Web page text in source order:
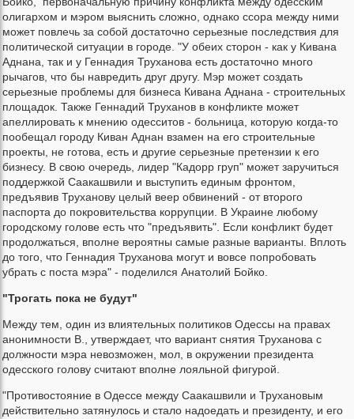
олигархом и мэром выяснить сложно, однако ссора между ними
может повлечь за собой достаточно серьезные последствия для
политической ситуации в городе. "У обеих сторон - как у Кивана
Аднана, так и у Геннадия Труханова есть достаточно много
рычагов, что бы навредить друг другу. Мэр может создать
серьезные проблемы для бизнеса Кивана Аднана - строительных
площадок. Также Геннадий Труханов в конфликте может
апеллировать к мнению одесситов - больница, которую когда-то
пообещал городу Киван Аднан взамен на его строительные
проекты, не готова, есть и другие серьезные претензии к его
бизнесу. В свою очередь, лидер "Кадорр груп" может заручиться
поддержкой Саакашвили и выступить единым фронтом,
предъявив Труханову целый веер обвинений - от второго
паспорта до покровительства коррупции. В Украине любому
городскому голове есть что "предъявить". Если конфликт будет
продолжаться, вполне вероятны самые разные варианты. Вплоть
до того, что Геннадия Труханова могут и вовсе попробовать
убрать с поста мэра" - поделился Анатолий Бойко.
"Трогать пока не будут"
Между тем, один из влиятельных политиков Одессы на правах
анонимности В., утверждает, что вариант снятия Труханова с
должности мэра невозможен, мол, в окружении президента
одесского голову считают вполне лояльной фигурой.
"Противостояние в Одессе между Саакашвили и Трухановым
действительно затянулось и стало надоедать и президенту, и его